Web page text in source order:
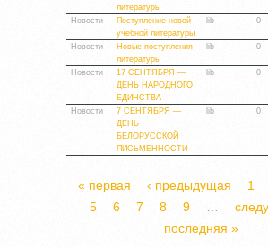
литературы
Новости
Поступление новой
учебной литературы
lib 0
Новости
Новые поступления
литературы
lib 0
Новости
17 СЕНТЯБРЯ —
ДЕНЬ НАРОДНОГО
ЕДИНСТВА
lib 0
Новости
7 СЕНТЯБРЯ —
ДЕНЬ
БЕЛОРУССКОЙ
ПИСЬМЕННОСТИ
lib 0
СТРАНИЦЫ
« первая ‹ предыдущая 1
5
6 7 8 9
последняя »